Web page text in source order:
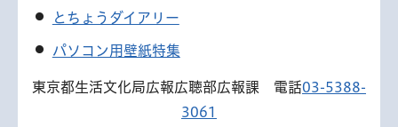
とちょうダイアリー
パソコン用壁紙特集
東京都生活文化局広報広聴部広報課 電話03-5388-
3061